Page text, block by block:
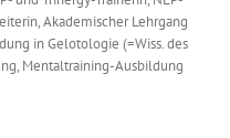
Akademischer Lehrgang
in Gelotologie (=Wiss. des
Mentaltraining-Ausbildung